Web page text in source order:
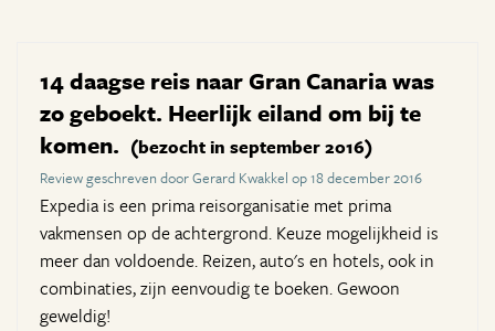
14 daagse reis naar Gran Canaria was
zo geboekt. Heerlijk eiland om bij te
komen. (bezocht in september 2016)
Review geschreven door Gerard Kwakkel op 18 december 2016
Expedia is een prima reisorganisatie met prima
vakmensen op de achtergrond. Keuze mogelijkheid is
meer dan voldoende. Reizen, auto's en hotels, ook in
combinaties, zijn eenvoudig te boeken. Gewoon
geweldig!